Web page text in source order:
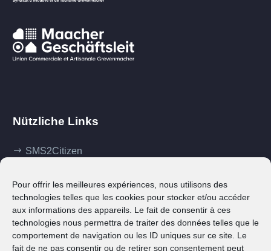
Pour offrir les meilleures expériences, nous utilisons des
technologies telles que les cookies pour stocker et/ou accéder
aux informations des appareils. Le fait de consentir à ces
technologies nous permettra de traiter des données telles que le
comportement de navigation ou les ID uniques sur ce site. Le
fait de ne pas consentir ou de retirer son consentement peut
Nützliche Links
SMS2Citizen
Ma commune
Contact